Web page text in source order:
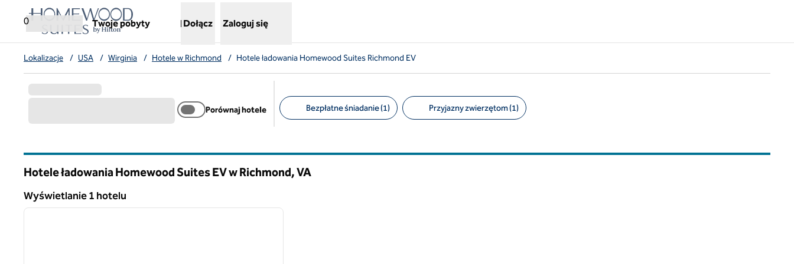
Przejdź do treści
0
Twoje pobyty
,otwiera nową kartę
Dołącz Zaloguj się
Lokalizacje / USA / Wirginia / Hotele w Richmond / Hotele ładowania Homewood Suites Richmond EV
Porównaj hotele Bezpłatne śniadanie (1) Przyjazny zwierzętom (1)
Hotele ładowania Homewood Suites EV w Richmond,VA
Wyświetlanie 1 hotelu
Wyświetlanie 1 hotelu
1 z 12
następny obraz